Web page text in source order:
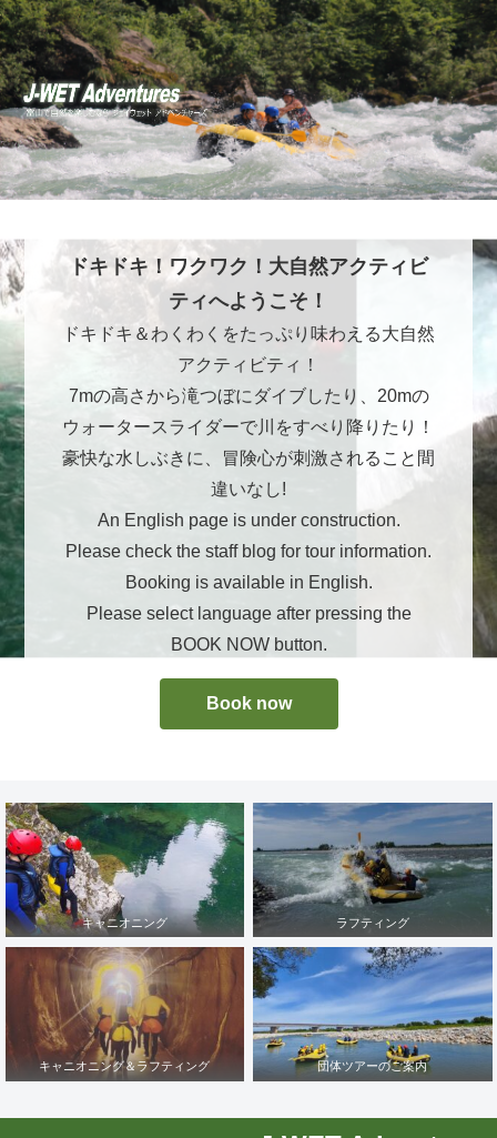
ドキドキ！ワクワク！大自然アクティビ
ティへようこそ！
ドキドキ＆わくわくをたっぷり味わえる大自然
アクティビティ！
7mの高さから滝つぼにダイブしたり、20mの
ウォータースライダーで川をすべり降りたり！
豪快な水しぶきに、冒険心が刺激されること間
違いなし!
An English page is under construction.
Please check the staff blog for tour information.
Booking is available in English.
Please select language after pressing the
BOOK NOW button.
Book now
キャニオニング ラフティング
キャニオニング＆ラフティング 団体ツアーのご案内